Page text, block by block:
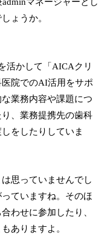
ょうか。
活かして「AICAクリ
院でのAI活用をサポ
業務内容や課題につ
、業務提携先の歯科
をしたりしていま
思っていませんでし
ていますね。そのほ
わせに参加したり、
ありますよ。